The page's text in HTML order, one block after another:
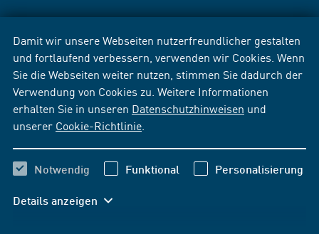
Damit wir unsere Webseiten nutzerfreundlicher gestalten
und fortlaufend verbessern, verwenden wir Cookies. Wenn
Sie die Webseiten weiter nutzen, stimmen Sie dadurch der
Verwendung von Cookies zu. Weitere Informationen
erhalten Sie in unseren Datenschutzhinweisen und
unserer Cookie-Richtlinie
Notwendig Funktional Personalisierung
Details anzeigen